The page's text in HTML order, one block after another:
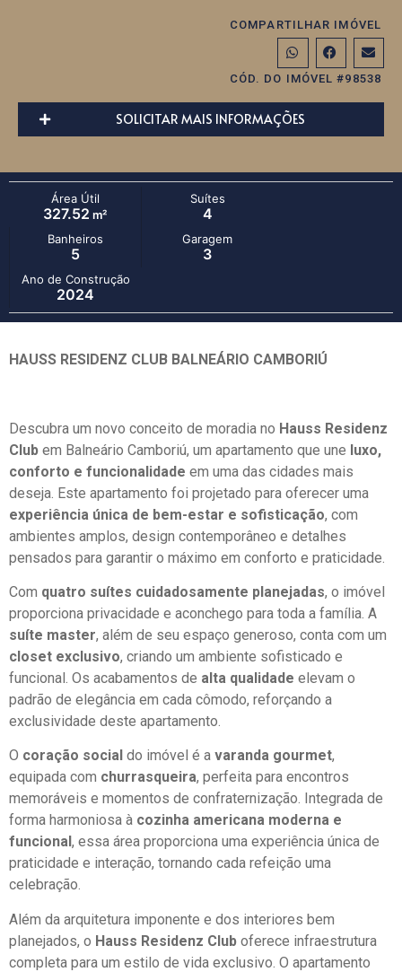
COMPARTILHAR IMÓVEL
CÓD. DO IMÓVEL #98538
SOLICITAR MAIS INFORMAÇÕES
Área Útil
327.52 m²
Suítes
4
Banheiros
5
Garagem
3
Ano de Construção
2024
HAUSS RESIDENZ CLUB BALNEÁRIO CAMBORIÚ
Descubra um novo conceito de moradia no Hauss Residenz
Club em Balneário Camboriú, um apartamento que une luxo,
conforto e funcionalidade em uma das cidades mais
deseja. Este apartamento foi projetado para oferecer uma
experiência única de bem-estar e sofisticação, com
ambientes amplos, design contemporâneo e detalhes
pensados para garantir o máximo em conforto e praticidade.
Com quatro suítes cuidadosamente planejadas, o imóvel
proporciona privacidade e aconchego para toda a família. A
suíte master, além de seu espaço generoso, conta com um
closet exclusivo, criando um ambiente sofisticado e
funcional. Os acabamentos de alta qualidade elevam o
padrão de elegância em cada cômodo, reforçando a
exclusividade deste apartamento.
O coração social do imóvel é a varanda gourmet,
equipada com churrasqueira, perfeita para encontros
memoráveis e momentos de confraternização. Integrada de
forma harmoniosa à cozinha americana moderna e
funcional , essa área proporciona uma experiência única de
praticidade e interação, tornando cada refeição uma
celebração.
Além da arquitetura imponente e dos interiores bem
planejados, o Hauss Residenz Club oferece infraestrutura
completa para um estilo de vida exclusivo. O apartamento